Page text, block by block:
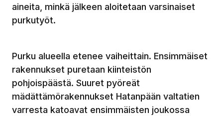
aineita, minkä jälkeen aloitetaan varsinaiset
purkutyöt.
Purku alueella etenee vaiheittain. Ensimmäiset
rakennukset puretaan kiinteistön
pohjoispäästä. Suuret pyöreät
mädättämörakennukset Hatanpään valtatien
varresta katoavat ensimmäisten joukossa